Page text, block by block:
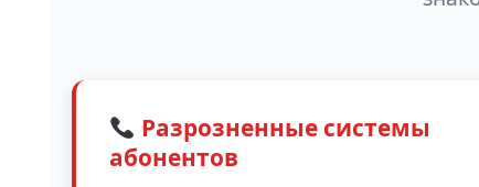
Разрозненные системы
абонентов